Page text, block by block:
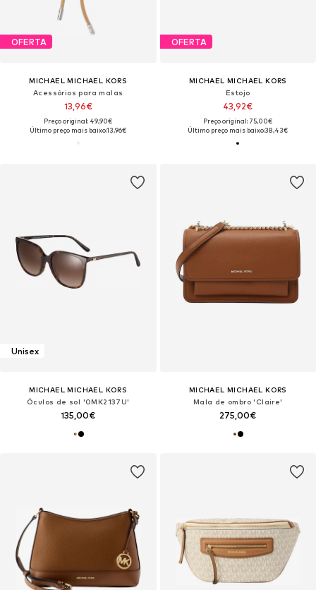
OFERTA
MICHAEL MICHAEL KORS
Acessórios para malas
13,96€
Preço original: 49,90€
Último preço mais baixo:13,96€
OFERTA
MICHAEL MICHAEL KORS
Estojo
43,92€
Preço original: 75,00€
Último preço mais baixo:38,43€
Unisex
MICHAEL MICHAEL KORS
Óculos de sol '0MK2137U'
135,00€
MICHAEL MICHAEL KORS
Mala de ombro 'Claire'
275,00€